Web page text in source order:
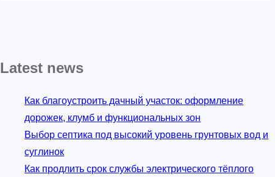
Latest news
Как благоустроить дачный участок: оформление
дорожек, клумб и функциональных зон
Выбор септика под высокий уровень грунтовых вод и
суглинок
Как продлить срок службы электрического тёплого